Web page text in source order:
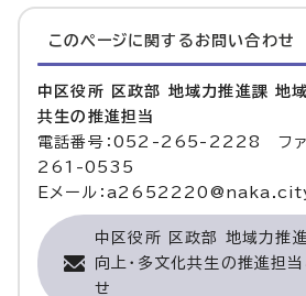
このページに関する お問い合わせ
中区役所 区政部 地域力推進課 地
共生の推進担当
電話番号：052-265-2228 ファ
261-0535
Eメール：
中区役所 区政部 地域力推
向上・多文化共生の推進担
せ